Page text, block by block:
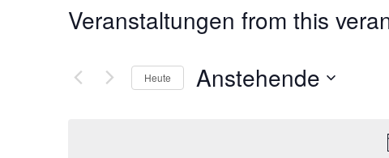
Veranstaltungen from this
Heute Anstehende